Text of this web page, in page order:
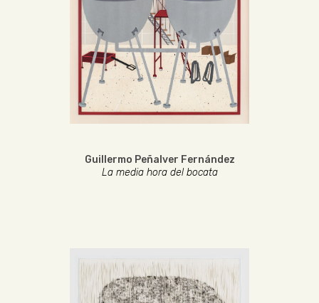
Guillermo Peñalver Fernández
La media hora del bocata